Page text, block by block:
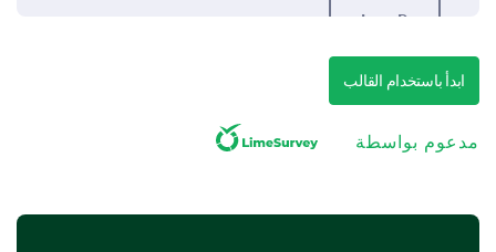
Logo D
Discovering your viewpoints on brand
image.
We would love to know your impressions and
Please rate your agreement with the following
ابدأ باستخدام القالب
مدعوم بواسطة